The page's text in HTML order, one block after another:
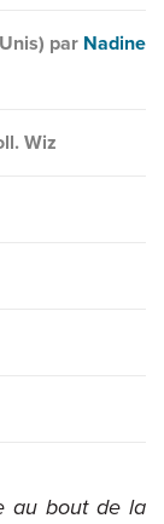
par Nadine
Wiz
au bout de la